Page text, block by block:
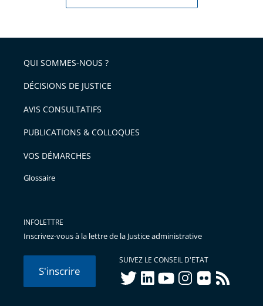
QUI SOMMES-NOUS ?
DÉCISIONS DE JUSTICE
AVIS CONSULTATIFS
PUBLICATIONS & COLLOQUES
VOS DÉMARCHES
Glossaire
INFOLETTRE
Inscrivez-vous à la lettre de la Justice administrative
S'inscrire
SUIVEZ LE CONSEIL D'ETAT
twitterlinkedInyoutubeinstagram
flickr rss